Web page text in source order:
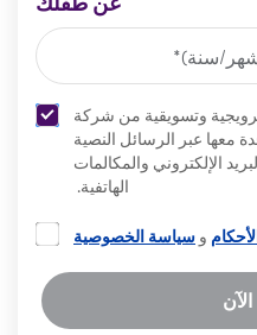
وتسويقية من شركة
الرسائل النصية
والمكالمات
الهاتفية.
سياسة الخصوصية